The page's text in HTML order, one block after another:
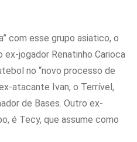
com esse grupo asiatico, o
ex-jogador Renatinho Carioca
no “novo processo de
atacante Ivan, o Terrível,
de Bases. Outro ex-
é Tecy, que assume como